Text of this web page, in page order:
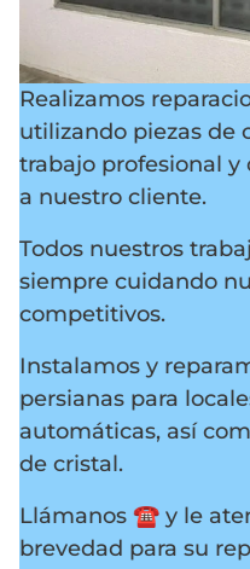
Realizamos
utilizando piezas de
trabajo profesional y
a nuestro cliente.
Todos nuestros
siempre cuidando
competitivos.
Instalamos y
persianas para
automáticas, así
de cristal.
Llámanos ☎️ y le
brevedad para su